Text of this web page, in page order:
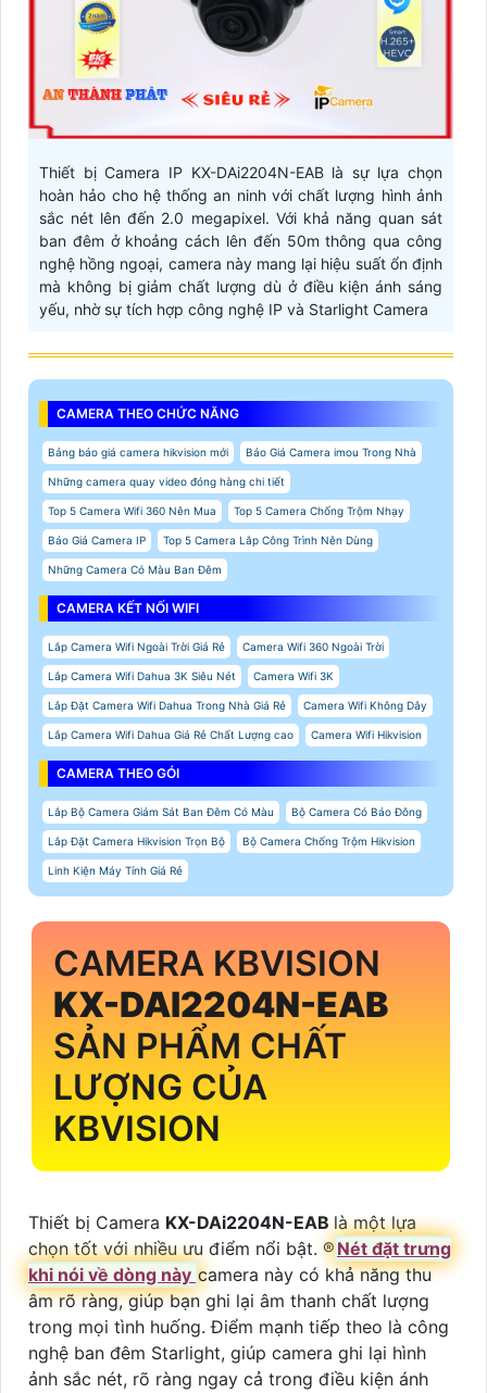
Thiết bị Camera IP KX-DAi2204N-EAB là sự lựa chọn
hoàn hảo cho hệ thống an ninh với chất lượng hình ảnh
sắc nét lên đến 2.0 megapixel. Với khả năng quan sát
ban đêm ở khoảng cách lên đến 50m thông qua công
nghệ hồng ngoại, camera này mang lại hiệu suất ổn định
mà không bị giảm chất lượng dù ở điều kiện ánh sáng
yếu, nhờ sự tích hợp công nghệ IP và Starlight Camera
CAMERA THEO CHỨC NĂNG
Bảng báo giá camera hikvision mới Báo Giá Camera imou Trong Nhà
Những camera quay video đóng hàng chi tiết
Top 5 Camera Wifi 360 Nên Mua Top 5 Camera Chống Trộm Nhạy
Báo Giá Camera IP Top 5 Camera Lắp Công Trình Nên Dùng
Những Camera Có Màu Ban Đêm
CAMERA KẾT NỐI WIFI
Lắp Camera Wifi Ngoài Trời Giá Rẻ Camera Wifi 360 Ngoài Trời
Lắp Camera Wifi Dahua 3K Siêu Nét Camera Wifi 3K
Lắp Đặt Camera Wifi Dahua Trong Nhà Giá Rẻ Camera Wifi Không Dây
Lắp Camera Wifi Dahua Giá Rẻ Chất Lượng cao Camera Wifi Hikvision
CAMERA THEO GÓI
Lắp Bộ Camera Giám Sát Ban Đêm Có Màu Bộ Camera Có Báo Đông
Lắp Đặt Camera Hikvision Trọn Bộ Bộ Camera Chống Trộm Hikvision
Linh Kiện Máy Tính Giá Rẻ
CAMERA KBVISION
KX-DAI2204N-EAB
SẢN PHẨM CHẤT
LƯỢNG CỦA
KBVISION
Thiết bị Camera KX-DAi2204N-EABlà một lựa
chọn tốt với nhiều ưu điểm nổi bật. ®️ Nét đặt trưng
khi nói về dòng này camera này có khả năng thu
âm rõ ràng, giúp bạn ghi lại âm thanh chất lượng
trong mọi tình huống. Điểm mạnh tiếp theo là công
nghệ ban đêm Starlight, giúp camera ghi lại hình
ảnh sắc nét, rõ ràng ngay cả trong điều kiện ánh